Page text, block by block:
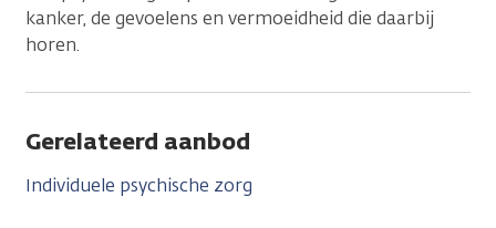
kanker, de gevoelens en vermoeidheid die daarbij
horen.
Gerelateerd aanbod
Individuele psychische zorg